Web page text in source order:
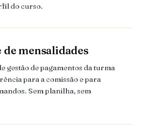
do curso.
mensalidades
gestão de pagamentos da turma
para a comissão e para
Sem planilha, sem